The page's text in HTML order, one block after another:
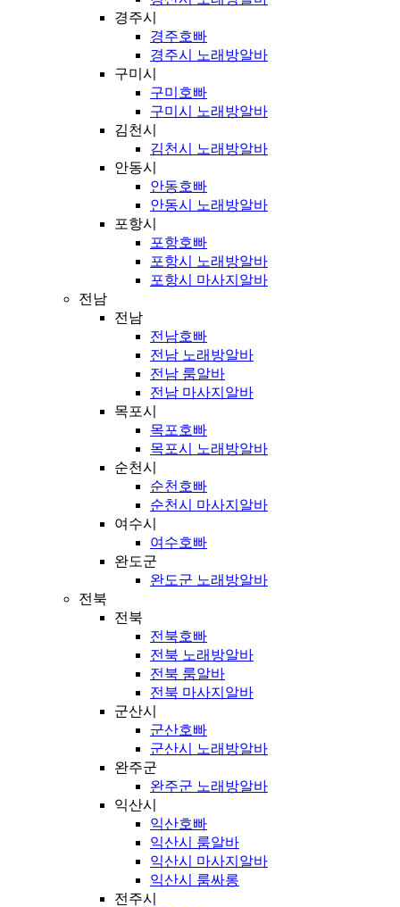
경주시
경주호빠
경주시 노래방알바
구미시
구미호빠
구미시 노래방알바
김천시
김천시 노래방알바
안동시
안동호빠
안동시 노래방알바
포항시
포항호빠
포항시 노래방알바
포항시 마사지알바
전남
전남
전남호빠
전남 노래방알바
전남 룸알바
전남 마사지알바
목포시
목포호빠
목포시 노래방알바
순천시
순천호빠
순천시 마사지알바
여수시
여수호빠
완도군
완도군 노래방알바
전북
전북
전북호빠
전북 노래방알바
전북 룸알바
전북 마사지알바
군산시
군산호빠
군산시 노래방알바
완주군
완주군 노래방알바
익산시
익산호빠
익산시 룸알바
익산시 마사지알바
익산시 룸싸롱
전주시